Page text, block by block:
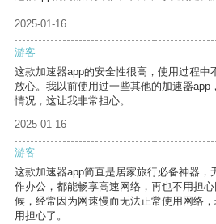
2025-01-16
游客
这款加速器app的安全性很高，使用过程中
放心。我以前使用过一些其他的加速器app
情况，这让我非常担心。
2025-01-16
游客
这款加速器app简直是居家旅行必备神器，
作办公，都能畅享高速网络，再也不用担
候，经常因为网速慢而无法正常使用网络
用担心了。